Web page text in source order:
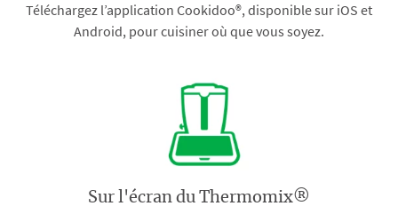
Téléchargez l’application Cookidoo®, disponible sur iOS et
Android, pour cuisiner où que vous soyez.
Sur l'écran du Thermomix®